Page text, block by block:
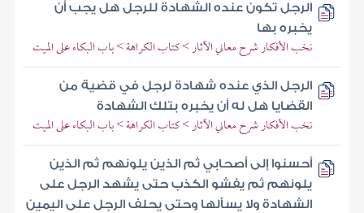
الرجل تكون عنده الشهادة للرجل هل يجب أن
يخبره بها
نخب الأفكار شرح معاني الآثار > كتاب الكراهة > باب البكاء على الميت
الرجل الذي عنده شهادة لرجل في قضية من
القضايا هل له أن يخبره بتلك الشهادة
نخب الأفكار شرح معاني الآثار > كتاب الكراهة > باب البكاء على الميت
أحسنوا إلى أصحابي ثم الذين يلونهم ثم الذين
يلونهم ثم يفشو الكذب حتى يشهد الرجل على
الشهادة ولا يسألها وحتى يحلف الرجل على اليمين